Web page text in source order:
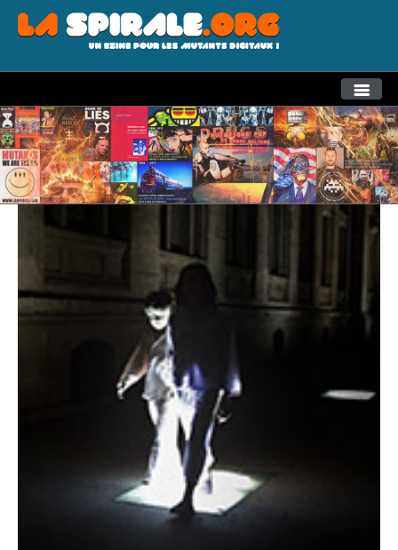
THEMES
RECHERCHE AVANCEE